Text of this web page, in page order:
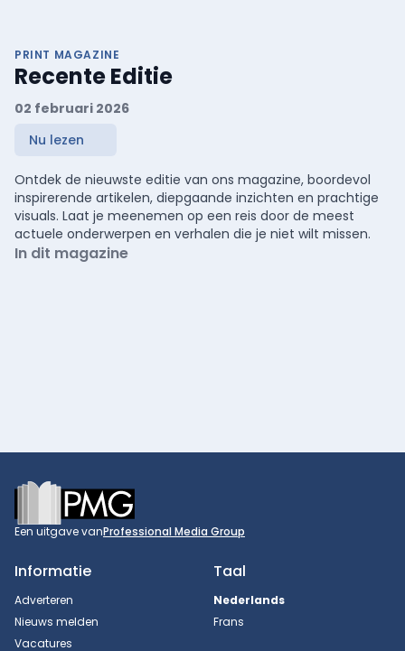
PRINT MAGAZINE
Recente Editie
02 februari 2026
Nu lezen
Ontdek de nieuwste editie van ons magazine, boordevol
inspirerende artikelen, diepgaande inzichten en prachtige
visuals. Laat je meenemen op een reis door de meest
actuele onderwerpen en verhalen die je niet wilt missen.
In dit magazine
Footer
Een uitgave vanProfessional Media Group
Informatie
Adverteren
Nieuws melden
Vacatures
Taal
Nederlands
Frans